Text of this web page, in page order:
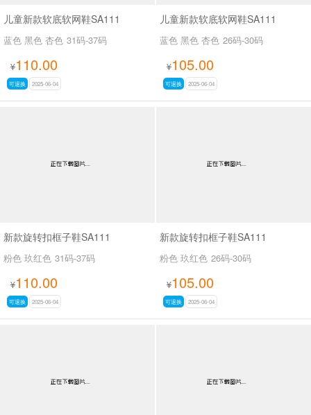
儿童新款软底软网鞋SA111
蓝色 黑色 杏色 31码-37码
¥110.00
可退换 2025-06-04
儿童新款软底软网鞋SA111
蓝色 黑色 杏色 26码-30码
¥105.00
可退换 2025-06-04
新款旋转扣框子鞋SA111
粉色 玖红色 31码-37码
¥110.00
可退换 2025-06-04
新款旋转扣框子鞋SA111
粉色 玖红色 26码-30码
¥105.00
可退换 2025-06-04